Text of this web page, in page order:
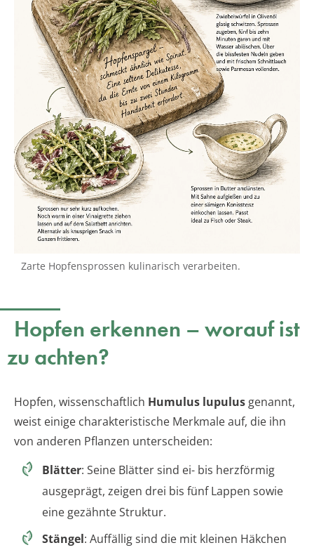
Zarte Hopfensprossen kulinarisch verarbeiten.
Hopfen erkennen – worauf ist
zu achten?
Hopfen, wissenschaftlich Humulus lupulus genannt,
weist einige charakteristische Merkmale auf, die ihn
von anderen Pflanzen unterscheiden:
Blätter: Seine Blätter sind ei- bis herzförmig
ausgeprägt, zeigen drei bis fünf Lappen sowie
eine gezähnte Struktur.
Stängel: Auffällig sind die mit kleinen Häkchen